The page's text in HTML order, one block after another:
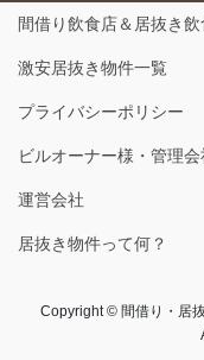
間借り飲食店＆居抜き
激安居抜き物件一覧
プライバシーポリシー
ビルオーナー様・管理会
運営会社
居抜き物件って何？
Copyright © 間借り・居